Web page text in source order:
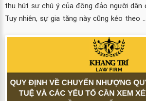
thu hút sự chú ý của đông đảo người dân
Tuy nhiên, sự gia tăng này cũng kéo theo ...